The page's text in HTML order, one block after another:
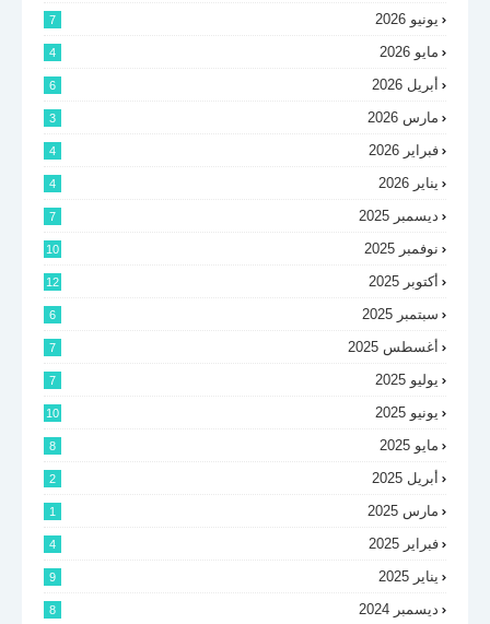
يونيو 2026 7
مايو 2026 4
أبريل 2026 6
مارس 2026 3
فبراير 2026 4
يناير 2026 4
ديسمبر 2025 7
نوفمبر 2025 10
أكتوبر 2025 12
سبتمبر 2025 6
أغسطس 2025 7
يوليو 2025 7
يونيو 2025 10
مايو 2025 8
أبريل 2025 2
مارس 2025 1
فبراير 2025 4
يناير 2025 9
ديسمبر 2024 8